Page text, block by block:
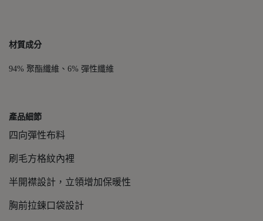
材質成分
94% 聚酯纖維、6% 彈性纖維
產品細節
四向彈性布料
刷毛方格紋內裡
半開襟設計，立領增加保暖性
胸前拉鍊口袋設計